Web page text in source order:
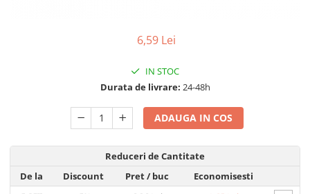
Scule electrice, unelte si accesorii
Masini de gaurit si insurubat
Polizoare unghiulare
Generatoare
6,59 Lei
IN STOC
Durata de livrare: 24-48h
ADAUGA IN COS
Reduceri de Cantitate
De la
Discount Pret/ buc
Economisesti